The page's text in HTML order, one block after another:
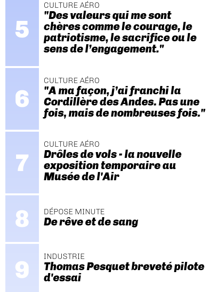
CULTURE AÉRO
"Des valeurs qui me sont
chères comme le courage, le
patriotisme, le sacrifice ou le
sens de l’engagement."
CULTURE AÉRO
"A ma façon, j’ai franchi la
Cordillère des Andes. Pas une
fois, mais de nombreuses fois."
CULTURE AÉRO
Drôles de vols - la nouvelle
exposition temporaire au
Musée de l'Air
DÉPOSE MINUTE
De rêve et de sang
INDUSTRIE
Thomas Pesquet breveté pilote
d'essai